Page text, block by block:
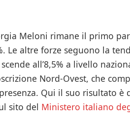
Meloni rimane il primo
Le altre forze seguono la
all’8,5% a livello
Nord-Ovest, che
Qui il suo risultato è
sito del Ministero italiano